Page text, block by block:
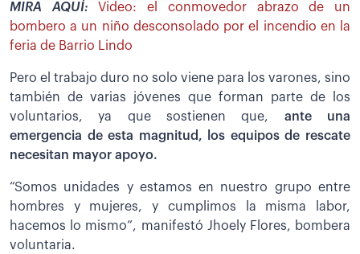
MIRA AQUÍ: Video: el conmovedor abrazo de un
bombero a un niño desconsolado por el incendio en la
feria de Barrio Lindo
Pero el trabajo duro no solo viene para los varones, sino
también de varias jóvenes que forman parte de los
voluntarios, ya que sostienen que, ante una
emergencia de esta magnitud, los equipos de rescate
necesitan mayor apoyo.
“Somos unidades y estamos en nuestro grupo entre
hombres y mujeres, y cumplimos la misma labor,
hacemos lo mismo”, manifestó Jhoely Flores, bombera
voluntaria.